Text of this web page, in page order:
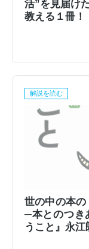
活”を見届け
教える１冊！
解説を読む
世の中の本
─本とのつき
うこと』永江